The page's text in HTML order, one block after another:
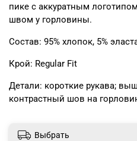
пике с аккуратным
швом у горловины.
Состав: 95% хлопок, 5%
Крой: Regular Fit
Детали: короткие рукава;
контрастный шов на
Выбрать